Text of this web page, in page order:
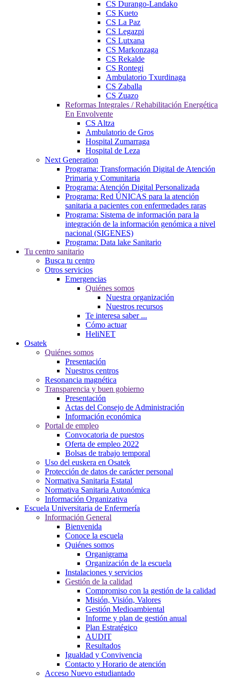
CS Durango-Landako
CS Kueto
CS La Paz
CS Legazpi
CS Lutxana
CS Markonzaga
CS Rekalde
CS Rontegi
Ambulatorio Txurdinaga
CS Zaballa
CS Zuazo
Reformas Integrales / Rehabilitación Energética
En Envolvente
CS Altza
Ambulatorio de Gros
Hospital Zumarraga
Hospital de Leza
Next Generation
Programa: Transformación Digital de Atención
Primaria y Comunitaria
Programa: Atención Digital Personalizada
Programa: Red ÚNICAS para la atención
sanitaria a pacientes con enfermedades raras
Programa: Sistema de información para la
integración de la información genómica a nivel
nacional (SIGENES)
Programa: Data lake Sanitario
Tu centro sanitario
Busca tu centro
Otros servicios
Emergencias
Quiénes somos
Nuestra organización
Nuestros recursos
Te interesa saber ...
Cómo actuar
HeliNET
Osatek
Quiénes somos
Presentación
Nuestros centros
Resonancia magnética
Transparencia y buen gobierno
Presentación
Actas del Consejo de Administración
Información económica
Portal de empleo
Convocatoria de puestos
Oferta de empleo 2022
Bolsas de trabajo temporal
Uso del euskera en Osatek
Protección de datos de carácter personal
Normativa Sanitaria Estatal
Normativa Sanitaria Autonómica
Información Organizativa
Escuela Universitaria de Enfermería
Información General
Bienvenida
Conoce la escuela
Quiénes somos
Organigrama
Organización de la escuela
Instalaciones y servicios
Gestión de la calidad
Compromiso con la gestión de la calidad
Misión, Visión, Valores
Gestión Medioambiental
Informe y plan de gestión anual
Plan Estratégico
AUDIT
Resultados
Igualdad y Convivencia
Contacto y Horario de atención
Acceso Nuevo estudiantado